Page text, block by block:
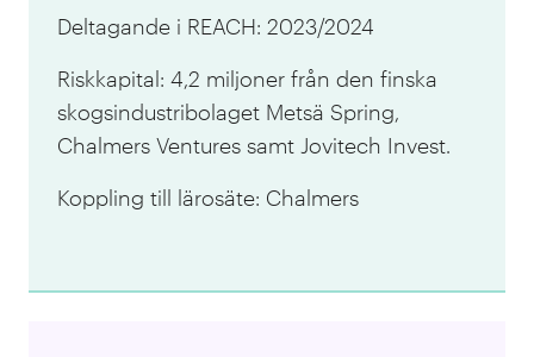
Deltagande i REACH: 2023/2024
Riskkapital: 4,2 miljoner från den finska
skogsindustribolaget Metsä Spring,
Chalmers Ventures samt Jovitech Invest.
Koppling till lärosäte: Chalmers